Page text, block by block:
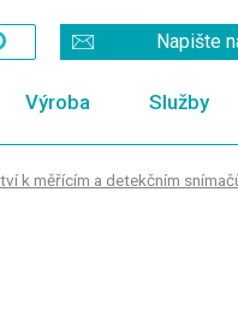
Napište
Výroba Služby
k měřícím a detekčním